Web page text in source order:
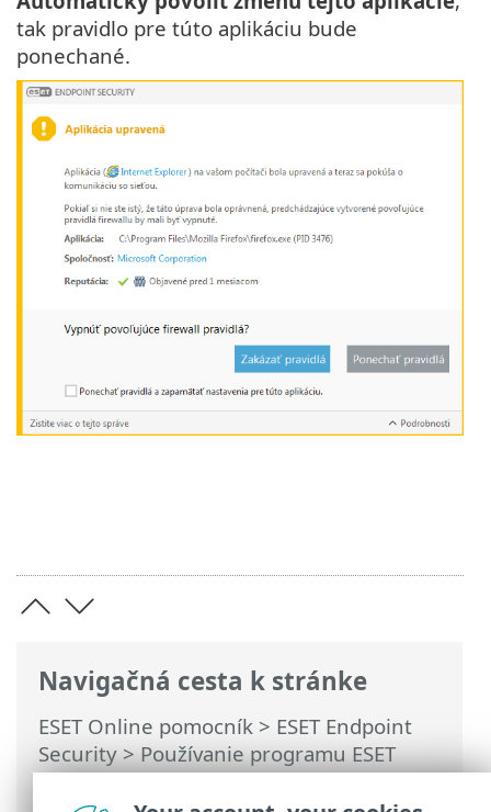
Navigačná cesta k stránke
ESET Online pomocník > ESET Endpoint
Security>Používanie programu ESET
Endpoint Security>Nastavenia>Sieť>
tak pravidlo pre túto aplikáciu bude
ponechané.